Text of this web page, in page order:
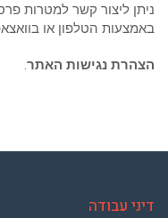
ניתן ליצור קשר למטרות
באמצעות הטלפון או
הצהרת נגישות האתר.
דיני עבודה